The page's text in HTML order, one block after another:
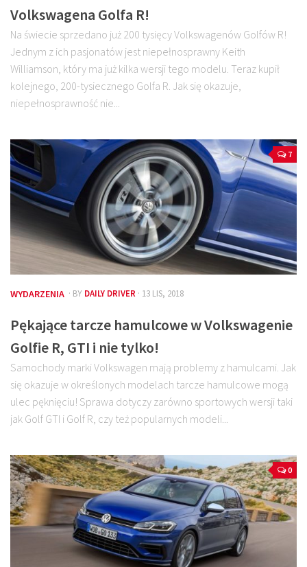
Volkswagena Golfa R!
Na świecie sprzedano już 200 tysięcy Volkswagenów Golfów R!
Jednym z ich pasjonatów jest niepełnosprawny Keith
Williamson, który ma już kilka wersji tego modelu. Teraz kupił
kolejnego, 200-tysiecznego Golfa R. Jak się okazuje,
niepełnosprawność nie...
7
WYDARZENIA · BY DAILY DRIVER · 13 LIS, 2018
Pękające tarcze hamulcowe w Volkswagenie
Golfie R, GTI i nie tylko!
Samochody marki Volkswagen mają problemy z hamulcami. Jak
się okazuje w określonych modelach tarcze hamulcowe mogą
ulec pęknięciu! Sprawa dotyczy zarówno sportowych wersji taki
jak Golf GTI i Golf R, czy też popularnych modeli...
0